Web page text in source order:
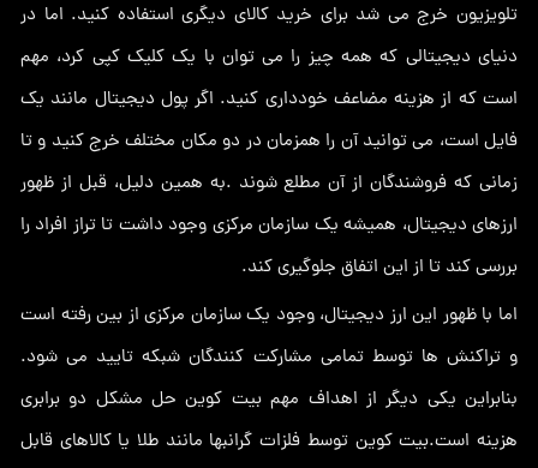
تلویزیون خرج می شد برای خرید کالای دیگری استفاده کنید. اما در
دنیای دیجیتالی که همه چیز را می توان با یک کلیک کپی کرد، مهم
است که از هزینه مضاعف خودداری کنید. اگر پول دیجیتال مانند یک
فایل است، می توانید آن را همزمان در دو مکان مختلف خرج کنید و تا
زمانی که فروشندگان از آن مطلع شوند .به همین دلیل، قبل از ظهور
ارزهای دیجیتال، همیشه یک سازمان مرکزی وجود داشت تا تراز افراد را
بررسی کند تا از این اتفاق جلوگیری کند.
اما با ظهور این ارز دیجیتال، وجود یک سازمان مرکزی از بین رفته است
و تراکنش ها توسط تمامی مشارکت کنندگان شبکه تایید می شود.
بنابراین یکی دیگر از اهداف مهم بیت کوین حل مشکل دو برابری
هزینه است.بیت کوین توسط فلزات گرانبها مانند طلا یا کالاهای قابل